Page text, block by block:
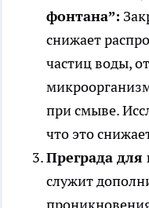
фонтана”:
снижает
частиц воды,
при смыве.
что это
Преграда для
служит